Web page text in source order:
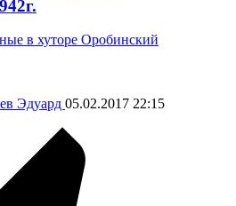
Эдуард 05.02.2017 22:15